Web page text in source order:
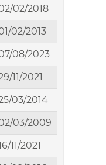
02/2018
02/2013
08/2023
11/2021
03/2014
03/2009
11/2021